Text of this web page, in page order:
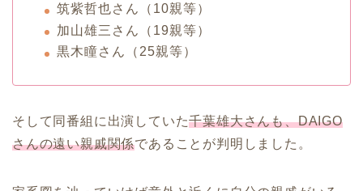
筑紫哲也さん（10親等）
加山雄三さん（19親等）
黒木瞳さん（25親等）
そして同番組に出演していた千葉雄大さんも、DAIGO
さんの遠い親戚関係であることが判明しました。